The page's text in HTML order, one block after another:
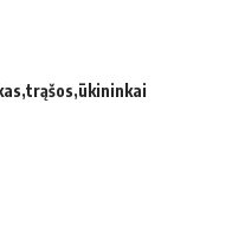
trąšos ūkininkai